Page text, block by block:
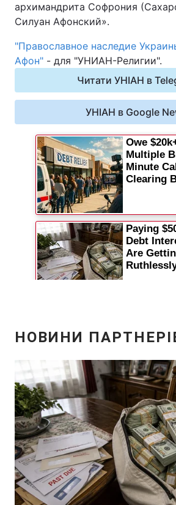
архимандрита Софрония
Силуан Афонский».
"Православное наследие
Афон" - для "УНИАН-Религии".
Читати УНІАН в
УНІАН в Google